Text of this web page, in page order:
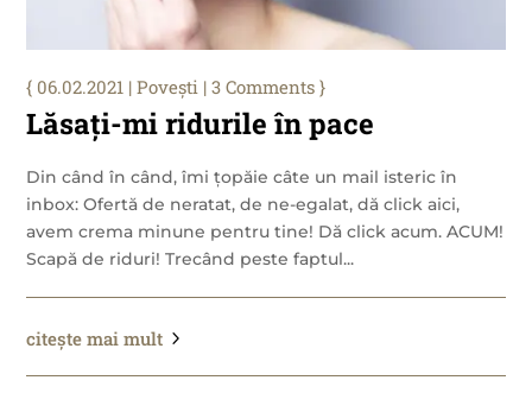
Lăsați-mi ridurile în pace
06.02.2021 |Povești | 3 Comments
Din când în când, îmi țopăie câte un mail isteric în
inbox: Ofertă de neratat, de ne-egalat, dă click aici,
avem crema minune pentru tine! Dă click acum. ACUM!
Scapă de riduri! Trecând peste faptul...
citește mai mult